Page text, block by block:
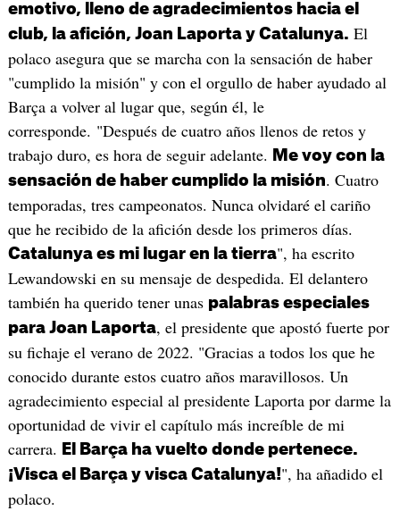
emotivo, lleno de agradecimientos hacia el
club, la afición, Joan Laporta y Catalunya. El
polaco asegura que se marcha con la sensación de haber
"cumplido la misión" y con el orgullo de haber ayudado al
Barça a volver al lugar que, según él, le
corresponde. "Después de cuatro años llenos de retos y
trabajo duro, es hora de seguir adelante.
Me voy con la
sensación de haber cumplido la misión. Cuatro
temporadas, tres campeonatos. Nunca olvidaré el cariño
que he recibido de la afición desde los primeros días.
Catalunya es mi lugar en la tierra", ha escrito
Lewandowski en su mensaje de despedida. El delantero
también ha querido tener unas palabras especiales
para Joan Laporta, el presidente que apostó fuerte por
su fichaje el verano de 2022. "Gracias a todos los que he
conocido durante estos cuatro años maravillosos. Un
agradecimiento especial al presidente Laporta por darme la
oportunidad de vivir el capítulo más increíble de mi
carrera.
El Barça ha vuelto donde pertenece.
¡Visca el Barça y visca Catalunya!", ha añadido el
polaco.